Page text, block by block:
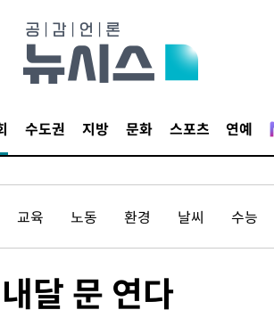
수도권 지방 문화 스포츠 연예
교육 노동 환경 날씨 수능
달 문 연다